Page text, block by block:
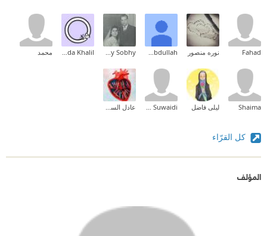
Fahad نوره منصور محمد
Shaima ليلى فاضل
كل القرّاء
المؤلف